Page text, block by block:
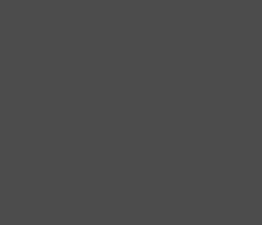
Sok napravljen u potpunosti
dodanog šećera, bez bojila,